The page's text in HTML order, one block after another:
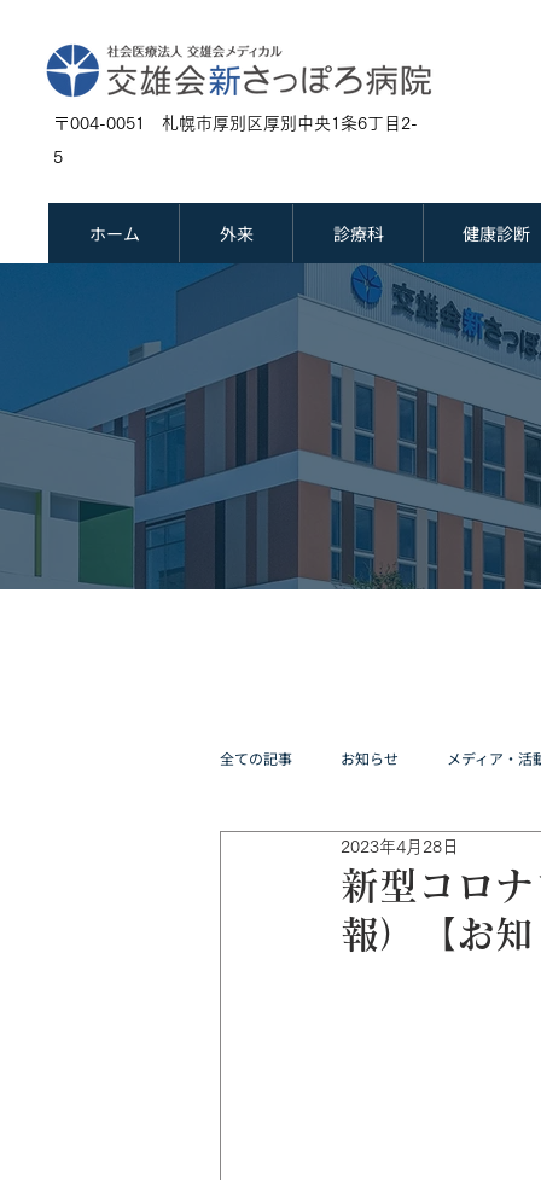
〒004-0051 札幌市厚別区厚別中央1条6丁目2-
5
ホーム 外来 診療科 健康診断
全ての記事 お知らせ メディア・活
新型コロ
報）【お
2023年4月28日